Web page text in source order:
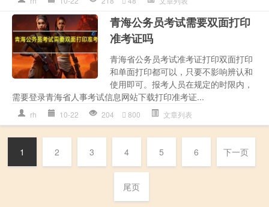
青海公务员考试需要双面打印
准考证吗
青海省公务员考试准考证打印双面打印
和单面打印都可以，只要不影响辨认和
使用即可。报考人员在规定的时限内，
需要登录青海省人事考试信息网站下载打印准考证...
rh 10-22 204 800 文章列表
1 2 3 4 5 6 下一页
尾页